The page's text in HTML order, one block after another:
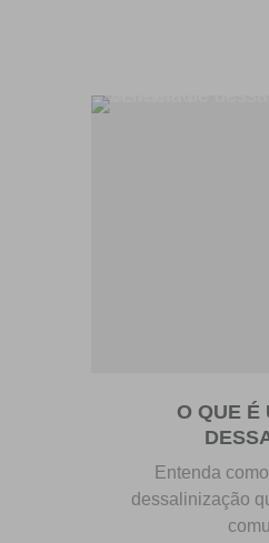
O QUE É
Entenda
dessalinização